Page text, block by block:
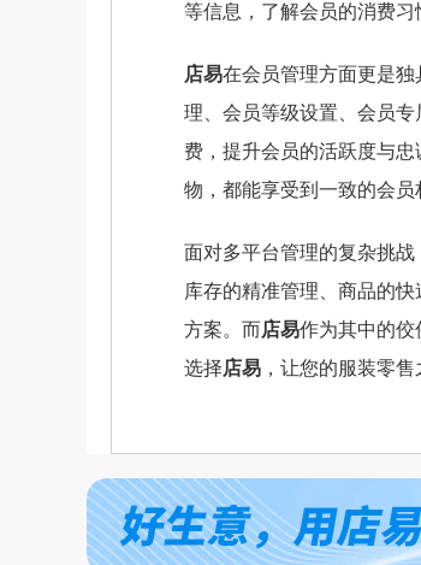
等信息，了解会员的消费习
店易在会员管理方面更是
理、会员等级设置、会员
费，提升会员的活跃度与忠
物，都能享受到一致的会员
面对多平台管理的复杂挑
库存的精准管理、商品的
方案。而店易作为其中的佼
选择店易 ，让您的服装零